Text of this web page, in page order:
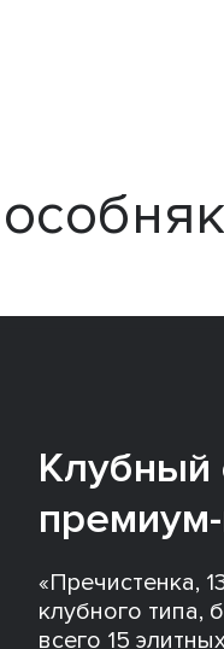
Клубный
«Пречистенка,
клубного
всего 15